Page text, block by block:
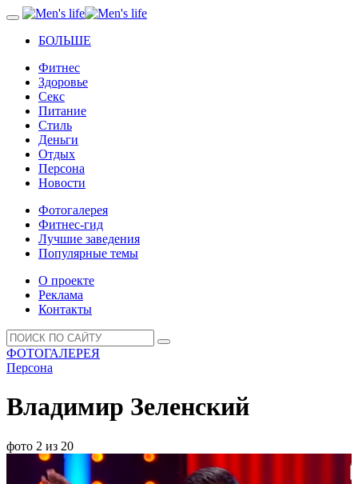
БОЛЬШЕ
Фитнес
Здоровье
Секс
Питание
Стиль
Деньги
Отдых
Персона
Новости
Фотогалерея
Фитнес-гид
Лучшие заведения
Популярные темы
О проекте
Реклама
Контакты
ФОТОГАЛЕРЕЯ
Персона
Владимир Зеленский
фото 2 из 20